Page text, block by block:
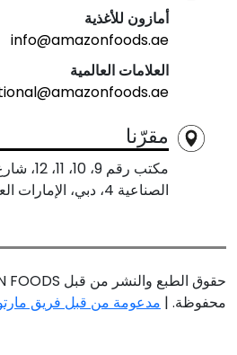
أمازون للأغذية
info@amazonfoods.ae
العلامات العالمية
مقرّنا
الصناعية 4، دبي، الإمارات العربية المتحدة
محفوظة. | مدعومة من قبل فريق